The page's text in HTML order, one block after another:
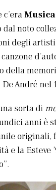
c’era
noto
degli
della
André nel
sorta di
anni è
originali,
e la Esteve